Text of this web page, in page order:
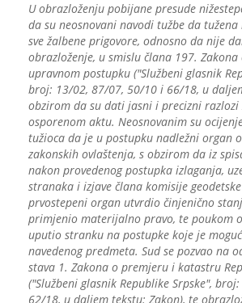
U obrazloženju pobijane presude
da su neosnovani navodi tužbe da
sve žalbene prigovore, odnosno da nije
obrazloženje, u smislu člana 197. Zakona
upravnom postupku ("Službeni glasnik
broj: 13/02, 87/07, 50/10 i 66/18, u
obzirom da su dati jasni i precizni razlozi
osporenom aktu. Neosnovanim su
tužioca da je u postupku nadležni organ
zakonskih ovlaštenja, s obzirom da iz
nakon provedenog postupka izlaganja,
stranaka i izjave člana komisije
prvostepeni organ utvrdio činjenično
primjenio materijalno pravo, te poukom
uputio stranku na postupke koje je
navedenog predmeta. Sud se pozvao na
stava 1. Zakona o premjeru i katastru
("Službeni glasnik Republike Srpske",
62/18, u daljem tekstu: Zakon), te